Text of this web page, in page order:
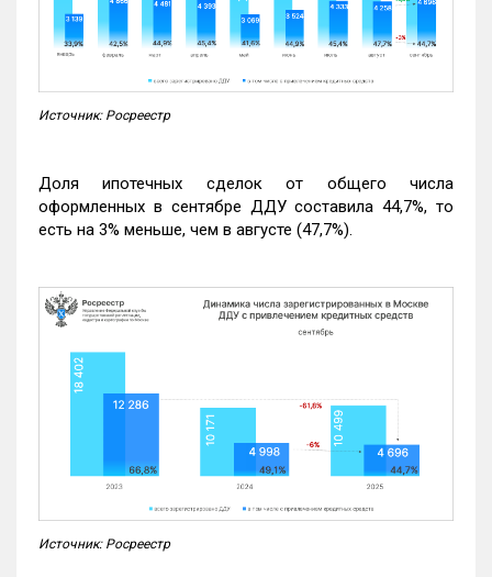
Источник: Росреестр
Доля ипотечных сделок от общего числа
оформленных в сентябре ДДУ составила 44,7%, то
есть на 3% меньше, чем в августе (47,7%).
Источник: Росреестр